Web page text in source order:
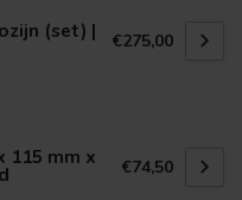
(set) | €275,00
115 mm x €74,50